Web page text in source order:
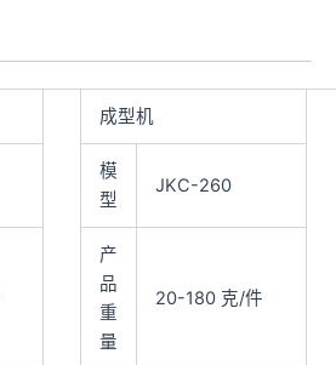
成型机
模
型
JKC-260
产
品
重
量
20-180 克/件